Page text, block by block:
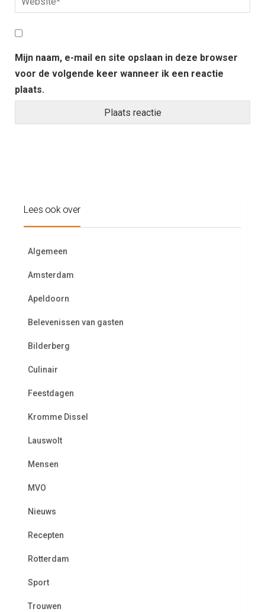
Mijn naam, e-mail en site opslaan in deze browser
voor de volgende keer wanneer ik een reactie
plaats.
Lees ook over
Algemeen
Amsterdam
Apeldoorn
Belevenissen van gasten
Bilderberg
Culinair
Feestdagen
Kromme Dissel
Lauswolt
Mensen
MVO
Nieuws
Recepten
Rotterdam
Sport
Trouwen